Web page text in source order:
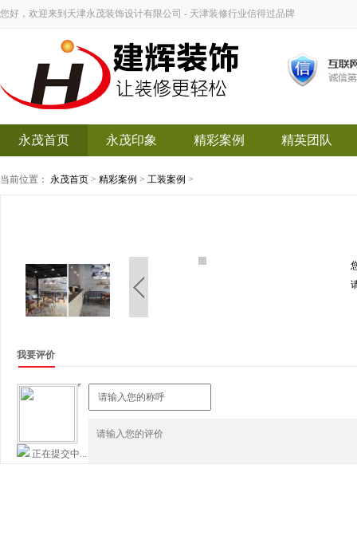
您好，欢迎来到天津永茂装饰设计有限公司 - 天津装修行业信得过品牌
永茂首页 永茂印象 精彩案例 精英团队
当前位置： 永茂首页 > 精彩案例 > 工装案例 >